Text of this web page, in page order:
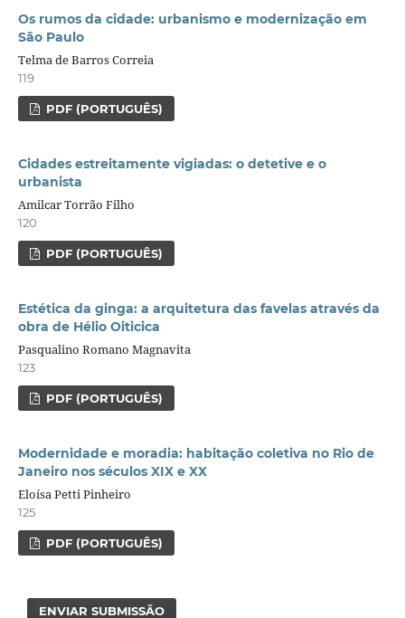
Os rumos da cidade: urbanismo e modernização em
São Paulo
Telma de Barros Correia
119
PDF (PORTUGUÊS)
Cidades estreitamente vigiadas: o detetive e o
urbanista
Amilcar Torrão Filho
120
PDF (PORTUGUÊS)
Estética da ginga: a arquitetura das favelas através da
obra de Hélio Oiticica
Pasqualino Romano Magnavita
123
PDF (PORTUGUÊS)
Modernidade e moradia: habitação coletiva no Rio de
Janeiro nos séculos XIX e XX
Eloísa Petti Pinheiro
125
PDF (PORTUGUÊS)
ENVIAR SUBMISSÃO